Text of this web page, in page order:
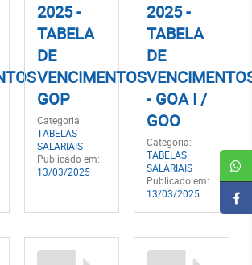
2025 -
TABELA
DE
VENCIMENTOS
GOP
Categoria:
TABELAS
SALARIAIS
Publicado em:
13/03/2025
2025 -
TABELA
DE
- GOA I /
GOO
Categoria:
TABELAS
SALARIAIS
Publicado em:
13/03/2025